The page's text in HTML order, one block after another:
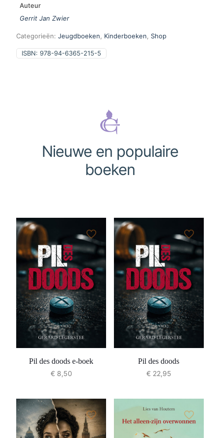
Auteur
Gerrit Jan Zwier
Categorieën: Jeugdboeken Kinderboeken Shop
ISBN: 978-94-6365-215-5
Nieuwe en populaire
boeken
Pil des doods e-boek
€8,50
Pil des doods
€22,95